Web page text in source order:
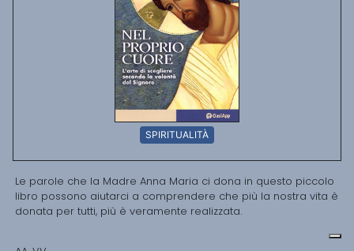
SPIRITUALITÀ
Le parole che la Madre Anna Maria ci dona in questo piccolo
libro possono aiutarci a comprendere che più la nostra vita è
donata per tutti, più è veramente realizzata.